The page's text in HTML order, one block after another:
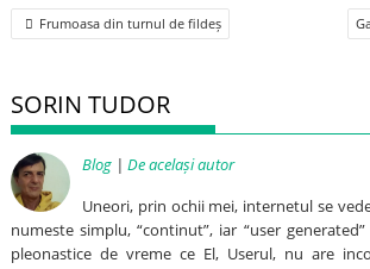
Post
navigation
Frumoasa din turnul de fildeș
SORIN TUDOR
Blog |De același autor
Uneori, prin ochii mei, internetul se
numeste simplu, “continut”, iar “user
pleonastice de vreme ce El, Userul, nu are